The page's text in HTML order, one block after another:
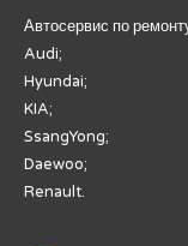
Автосервис по
Audi;
Hyundai;
KIA;
SsangYong;
Daewoo;
Renault.